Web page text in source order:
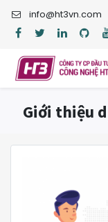
info@ht3vn.com
Giới thiệu